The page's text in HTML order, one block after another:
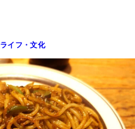
ライフ・文化